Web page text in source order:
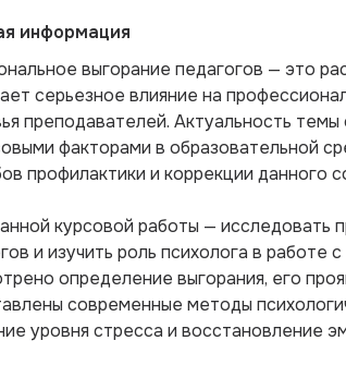
информация
выгорание педагогов — это
серьезное влияние на
преподавателей. Актуальность
факторами в образовательной
профилактики и коррекции данного
курсовой работы — исследовать
и изучить роль психолога в работе
определение выгорания, его
современные методы
уровня стресса и восстановление